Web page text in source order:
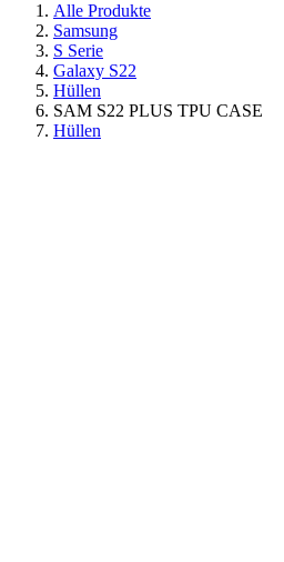
Alle Produkte
Samsung
S Serie
Galaxy S22
Hüllen
SAM S22 PLUS TPU CASE
Hüllen